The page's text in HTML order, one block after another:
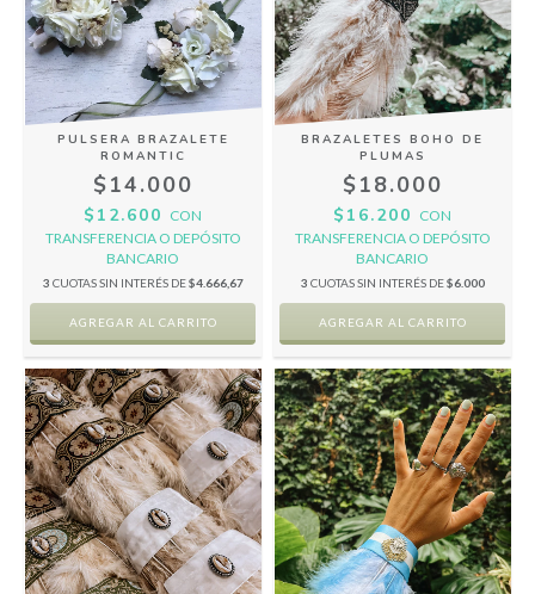
PULSERA BRAZALETE
ROMANTIC
$14.000
$12.600 CON
TRANSFERENCIA O DEPÓSITO
BANCARIO
3 CUOTAS SIN INTERÉS DE$4.666,67
BRAZALETES BOHO DE
PLUMAS
$18.000
$16.200 CON
TRANSFERENCIA O DEPÓSITO
BANCARIO
3 CUOTAS SIN INTERÉS DE$6.000